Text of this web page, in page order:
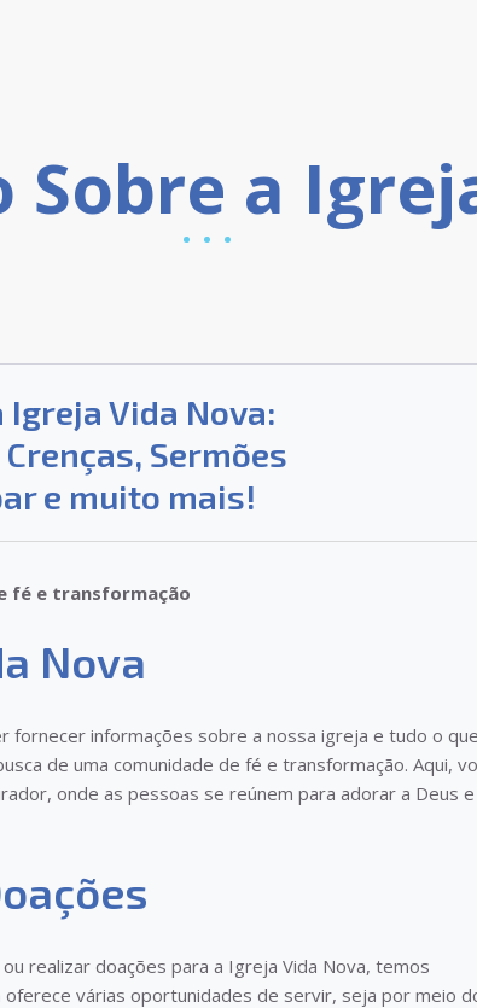
Igreja Vida Nova:
Sermões
e muito mais!
fé e transformação
Nova
fornecer informações sobre a nossa igreja e tudo o
de uma comunidade de fé e transformação. Aqui,
onde as pessoas se reúnem para adorar a Deus e
realizar doações para a Igreja Vida Nova, temos
várias oportunidades de servir, seja por meio